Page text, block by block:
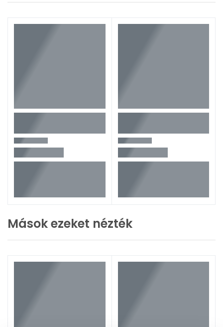
Mások ezeket nézték